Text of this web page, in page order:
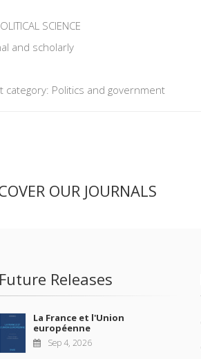
SCIENCE
and scholarly
category: Politics and government
OUR JOURNALS
Future Releases
La France et l'Union
européenne
Sep 4, 2026